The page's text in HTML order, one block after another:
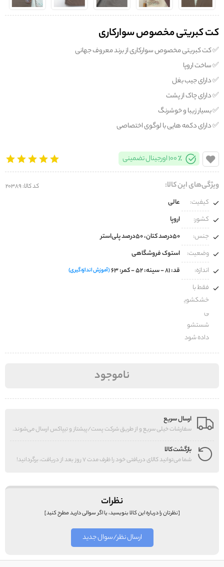
کت کبریتی مخصوص سوارکاری
✅️ کت کبریتی مخصوص سوارکاری از برند معروف جهانی
✅️ ساخت اروپا
✅️ دارای جیب بغل
✅️ دارای چاک از پشت
✅️ بسیار زیبا و خوشرنگ
✅️ دارای دکمه هایی با لوگوی اختصاصی
100% اورجینال تضمینی
ویژگی‌های این کالا: کد کالا: 20389
کیفیت:
عالی
کشور:
اروپا
جنس:
وضعیت:
استوک فروشگاهی
اندازه:
قد: ۸۱ - سینه: ۵۲ - کمر: ۶۳ (آموزش اندازه‌گیری)
فقط با
خشکشوی
ی
شستشو
داده شود
ناموجود
ارسال سریع
سفارشات خیلی سریع و از طریق شرکت پست/پیشتاز و تیپاکس ارسال می‌شوند.
بازگشت کالا
شما می‌توانید کالای دریافتی خود را ظرف مدت 7 روز بعد از دریافت، برگردانید!
نظرات
[نظرتان را درباره این کالا بنویسید، یا اگر سوالی دارید مطرح کنید]
ارسال نظر/سوال جدید